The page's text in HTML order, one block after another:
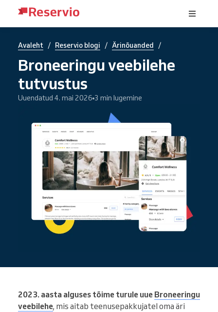
Avaleht / Reservio blogi / Ärinõuanded /
Broneeringu veebilehe
tutvustus
Uuendatud 4. mai 2026 3 min lugemine
2023. aasta alguses tõime turule uue Broneeringu
veebilehe, mis aitab teenusepakkujatel oma äri